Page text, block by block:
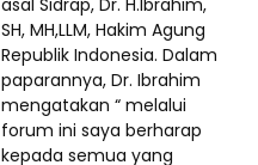
asal Sidrap, Dr. H.Ibrahim,
SH, MH,LLM, Hakim Agung
Republik Indonesia. Dalam
paparannya, Dr. Ibrahim
mengatakan “ melalui
forum ini saya berharap
kepada semua yang